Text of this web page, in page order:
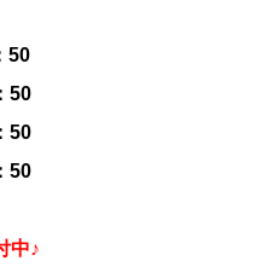
50
50
50
50
中♪